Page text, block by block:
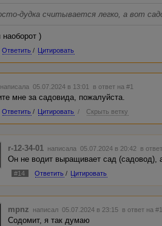
дудка считывается легко, а вот
)
Ответить / Цитировать
написала 05.07.2024 в 13:01 в ответ на #1
мне за садовида, пожалуйста.
Ответить / Цитировать / Скрыть ветку
r-12-34-01 написала 05.07.2024 в 20:42 в
Он не водит выращивает сад (садовод),
#14 Ответить / Цитировать
mpnz написал 05.07.2024 в 23:15 в ответ на
Содомит, я так думаю